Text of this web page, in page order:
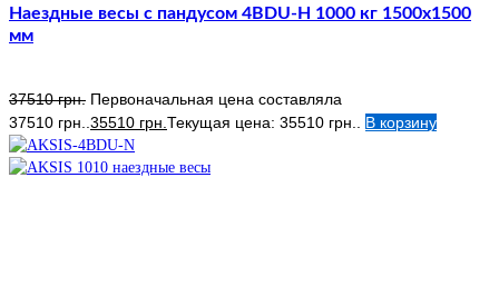
Наездные весы с пандусом 4BDU-Н 1000 кг 1500х1500
мм
37510грн. Первоначальная цена составляла
37510 грн.. 35510 грн. Текущая цена: 35510 грн.. В корзину